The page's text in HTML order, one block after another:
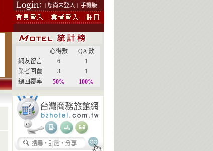
| 您尚未登入 | 手機版
心得數
QA 數
網友留言
6
1
業者回覆
3
1
總回覆率
50% 100%